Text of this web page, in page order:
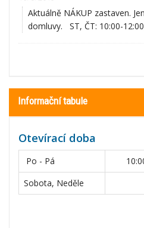
Aktuálně NÁKUP zastaven.
domluvy. ST, ČT: 10:00-
Informační tabule
Otevírací doba
Po - Pá
Sobota, Neděle